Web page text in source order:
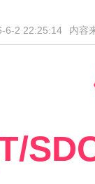
6-2 22:25:14 内容
T/